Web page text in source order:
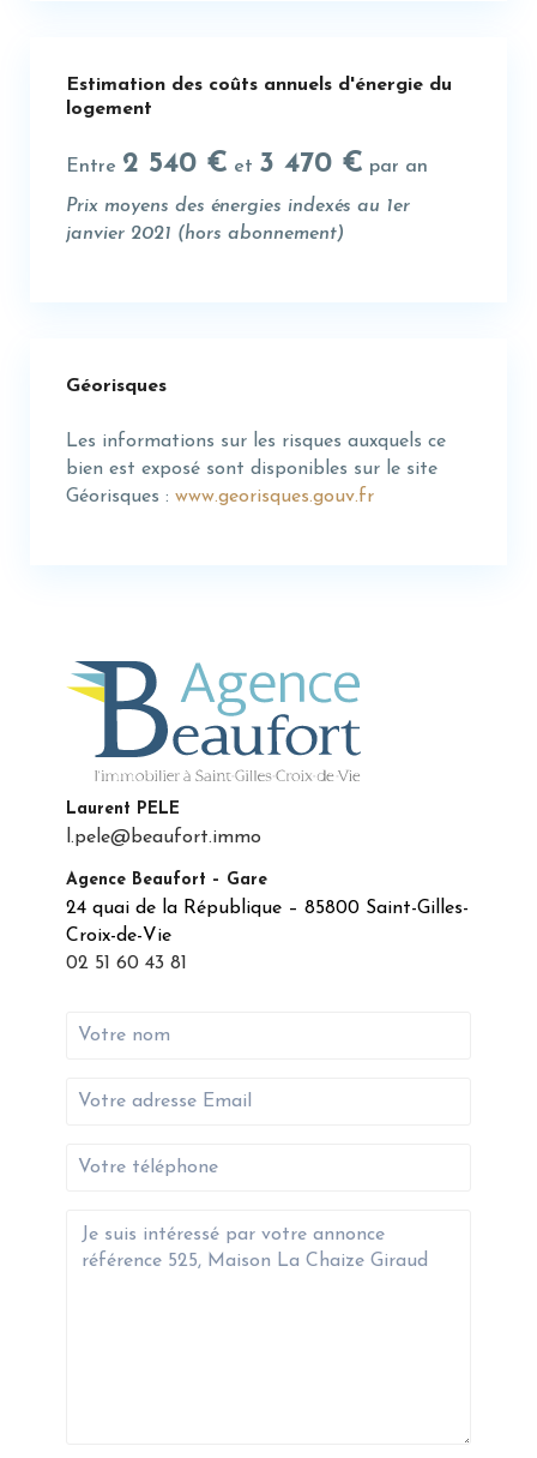
Estimation des coûts annuels d'énergie du
logement
Entre 2 540 € et 3 470 € par an
Prix moyens des énergies indexés au 1er
janvier 2021 (hors abonnement)
Géorisques
Les informations sur les risques auxquels ce
bien est exposé sont disponibles sur le site
Géorisques :www.georisques.gouv.fr
Laurent PELE
l.pele@beaufort.immo
Agence Beaufort – Gare
24 quai de la République – 85800 Saint-Gilles-
Croix-de-Vie
02 51 60 43 81